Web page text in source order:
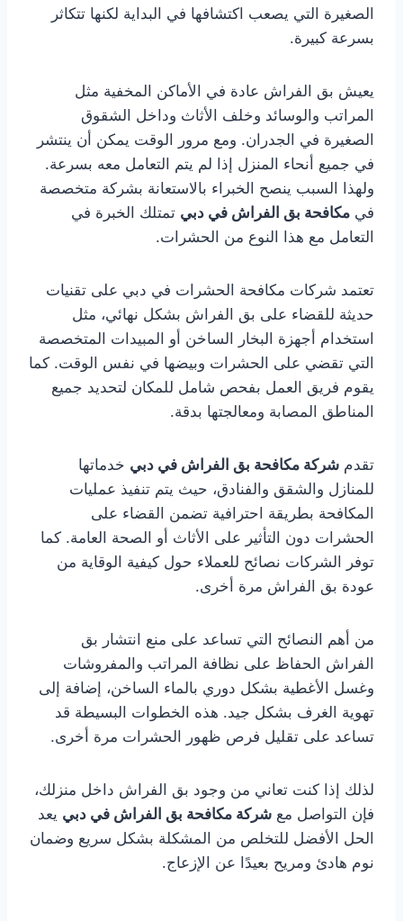
الصغيرة التي يصعب اكتشافها في البداية لكنها تتكاثر
بسرعة كبيرة.
يعيش بق الفراش عادة في الأماكن المخفية مثل
المراتب والوسائد وخلف الأثاث وداخل الشقوق
الصغيرة في الجدران. ومع مرور الوقت يمكن أن ينتشر
في جميع أنحاء المنزل إذا لم يتم التعامل معه بسرعة.
ولهذا السبب ينصح الخبراء بالاستعانة بشركة متخصصة
في مكافحة بق الفراش في دبي تمتلك الخبرة في
التعامل مع هذا النوع من الحشرات.
تعتمد شركات مكافحة الحشرات في دبي على تقنيات
حديثة للقضاء على بق الفراش بشكل نهائي، مثل
استخدام أجهزة البخار الساخن أو المبيدات المتخصصة
التي تقضي على الحشرات وبيضها في نفس الوقت. كما
يقوم فريق العمل بفحص شامل للمكان لتحديد جميع
المناطق المصابة ومعالجتها بدقة.
تقدم شركة مكافحة بق الفراش في دبي خدماتها
للمنازل والشقق والفنادق، حيث يتم تنفيذ عمليات
المكافحة بطريقة احترافية تضمن القضاء على
الحشرات دون التأثير على الأثاث أو الصحة العامة. كما
توفر الشركات نصائح للعملاء حول كيفية الوقاية من
عودة بق الفراش مرة أخرى.
من أهم النصائح التي تساعد على منع انتشار بق
الفراش الحفاظ على نظافة المراتب والمفروشات
وغسل الأغطية بشكل دوري بالماء الساخن، إضافة إلى
تهوية الغرف بشكل جيد. هذه الخطوات البسيطة قد
تساعد على تقليل فرص ظهور الحشرات مرة أخرى.
لذلك إذا كنت تعاني من وجود بق الفراش داخل منزلك،
فإن التواصل مع شركة مكافحة بق الفراش في دبي يعد
الحل الأفضل للتخلص من المشكلة بشكل سريع وضمان
نوم هادئ ومريح بعيدًا عن الإزعاج.